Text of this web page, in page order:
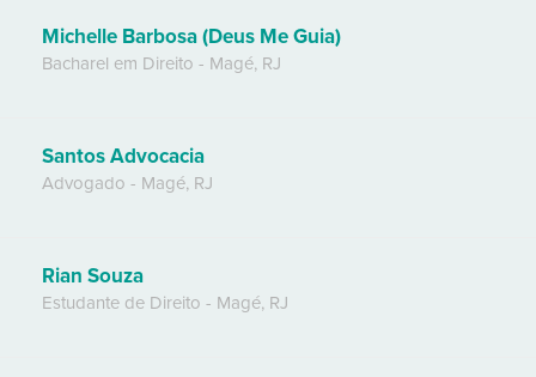
Michelle Barbosa (Deus Me Guia)
Bacharel em Direito - Magé, RJ
Santos Advocacia
Advogado - Magé, RJ
Rian Souza
Estudante de Direito - Magé, RJ